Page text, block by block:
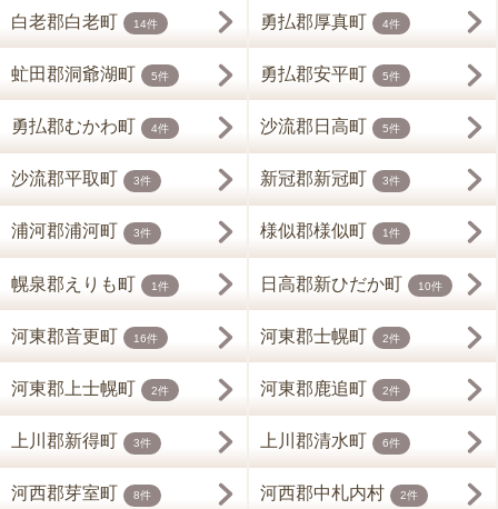
白老郡白老町 14件 勇払郡厚真町 4件
虻田郡洞爺湖町 5件 勇払郡安平町 5件
勇払郡むかわ町 4件 沙流郡日高町 5件
沙流郡平取町 3件 新冠郡新冠町 3件
浦河郡浦河町 3件 様似郡様似町 1件
幌泉郡えりも町 1件 日高郡新ひだか町 10件
河東郡音更町 16件 河東郡士幌町 2件
河東郡上士幌町 2件 河東郡鹿追町 2件
上川郡新得町 3件 上川郡清水町 6件
河西郡芽室町 8件 河西郡中札内村 2件